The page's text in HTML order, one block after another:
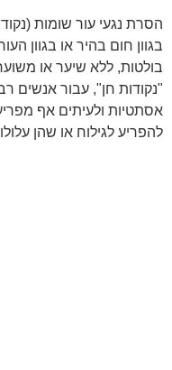
הסרת נגעי עור שומות
בגוון חום בהיר או בגוון
בולטות, ללא שיער או
"נקודות חן", עבור אנשים
אסתטיות ולעיתים אף
להפריע לגילוח או שהן